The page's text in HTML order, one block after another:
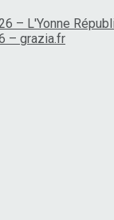
– L'Yonne
– grazia.fr